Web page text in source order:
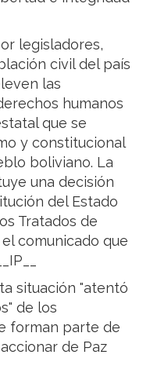
legisladores,
civil del país
las
humanos
que se
y constitucional
boliviano. La
una decisión
del Estado
Tratados de
comunicado que
situación "atentó
de los
forman parte de
de Paz